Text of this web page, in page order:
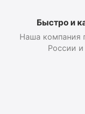
Быстро и
Наша компания
России